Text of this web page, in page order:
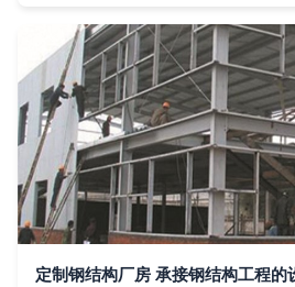
定制钢结构厂房 承接钢结构工程